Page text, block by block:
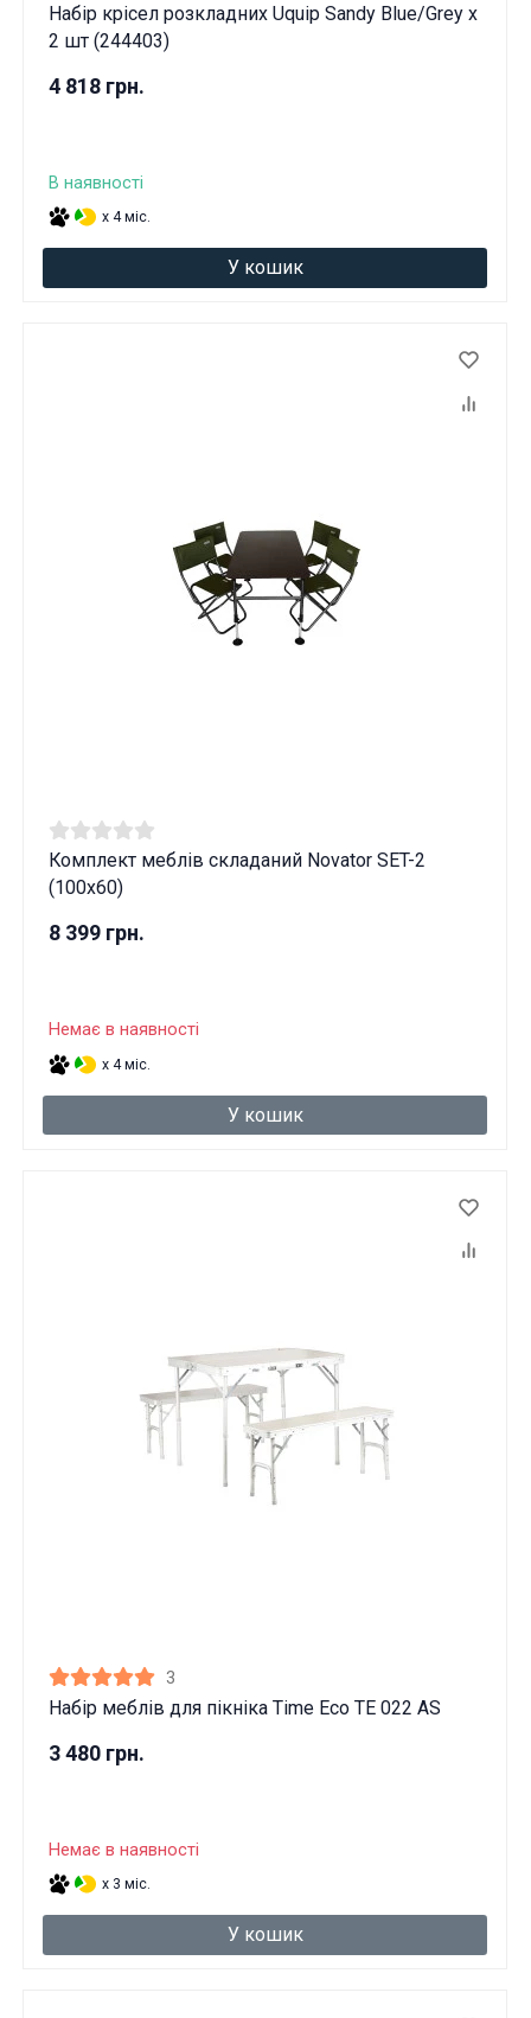
Набір крісел розкладних Uquip Sandy Blue/Grey х
2 шт (244403)
4 818 грн.
В наявності
x 4 міс.
У кошик
Комплект меблів складаний Novator SET-2
(100х60)
8 399 грн.
Немає в наявності
x 4 міс.
У кошик
3
Набір меблів для пікніка Time Eco TE 022 АЅ
3 480 грн.
Немає в наявності
x 3 міс.
У кошик